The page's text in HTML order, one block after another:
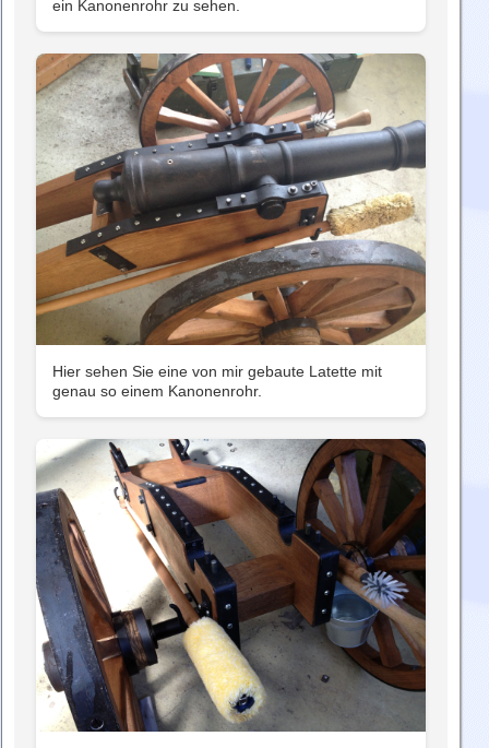
ein Kanonenrohr zu sehen.
Hier sehen Sie eine von mir gebaute Latette mit
genau so einem Kanonenrohr.